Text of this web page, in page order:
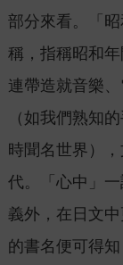
部分來看。「
稱，指稱昭和
連帶造就音樂
（如我們熟知
時聞名世界）
代。「心中」
義外，在日文
的書名便可得